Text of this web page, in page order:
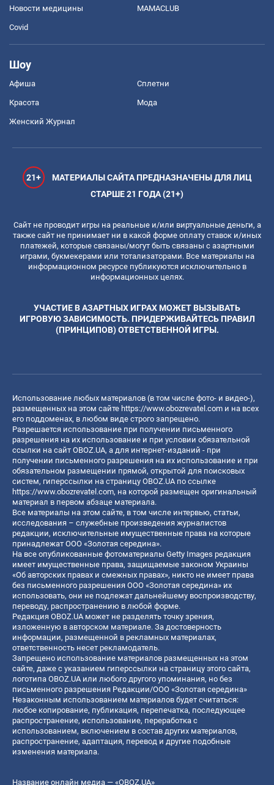
Новости медицины MAMACLUB
Covid
Шоу
Афиша Сплетни
Красота Мода
Женский Журнал
21+
МАТЕРИАЛЫ САЙТА ПРЕДНАЗНАЧЕНЫ ДЛЯ ЛИЦ
СТАРШЕ 21 ГОДА (21+)
Сайт не проводит игры на реальные и/или виртуальные деньги, а
также сайт не принимает ни в какой форме оплату ставок и/иных
платежей, которые связаны/могут быть связаны с азартными
играми, букмекерами или тотализаторами. Все материалы на
информационном ресурсе публикуются исключительно в
информационных целях.
УЧАСТИЕ В АЗАРТНЫХ ИГРАХ МОЖЕТ ВЫЗЫВАТЬ
ИГРОВУЮ ЗАВИСИМОСТЬ. ПРИДЕРЖИВАЙТЕСЬ ПРАВИЛ
(ПРИНЦИПОВ) ОТВЕТСТВЕННОЙ ИГРЫ.
Использование любых материалов (в том числе фото- и видео-),
размещенных на этом сайте https://www.obozrevatel.com и на всех
его поддоменах, в любом виде строго запрещено.
Разрешается использование при получении письменного
разрешения на их использование и при условии обязательной
ссылки на сайт OBOZ.UA, а для интернет-изданий - при
получении письменного разрешения на их использование и при
обязательном размещении прямой, открытой для поисковых
систем, гиперссылки на страницу OBOZ.UA по ссылке
https://www.obozrevatel.com, на которой размещен оригинальный
материал в первом абзаце материала.
Все материалы на этом сайте, в том числе интервью, статьи,
исследования – служебные произведения журналистов
редакции, исключительные имущественные права на которые
принадлежат ООО «Золотая середина».
На все опубликованные фотоматериалы Getty Images редакция
имеет имущественные права, защищаемые законом Украины
«Об авторских правах и смежных правах», никто не имеет права
без письменного разрешения ООО «Золотая середина» их
использовать, они не подлежат дальнейшему воспроизводству,
переводу, распространению в любой форме.
Редакция OBOZ.UA может не разделять точку зрения,
изложенную в авторском материале. За достоверность
информации, размещенной в рекламных материалах,
ответственность несет рекламодатель.
Запрещено использование материалов размещенных на этом
сайте, даже с указанием гиперссылки на страницу этого сайта,
логотипа OBOZ.UA или любого другого упоминания, но без
письменного разрешения Редакции/ООО «Золотая середина»
Незаконным использованием материалов будет считаться:
любое копирование, публикация, перепечатка, последующее
распространение, использование, переработка с
использованием, включением в состав других материалов,
распространение, адаптация, перевод и другие подобные
изменения материала.
Название онлайн медиа — «OBOZ.UA»